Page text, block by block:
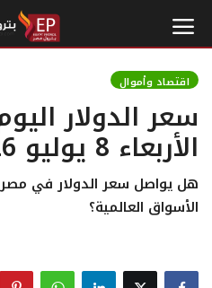
الرئيسية
إتصل بنا
بترول
اقتصاد وأموال
سعر الدولار
الأربعاء 8 يوليو 2026
هل يواصل سعر الدولار في مصر
الأسواق العالمية؟